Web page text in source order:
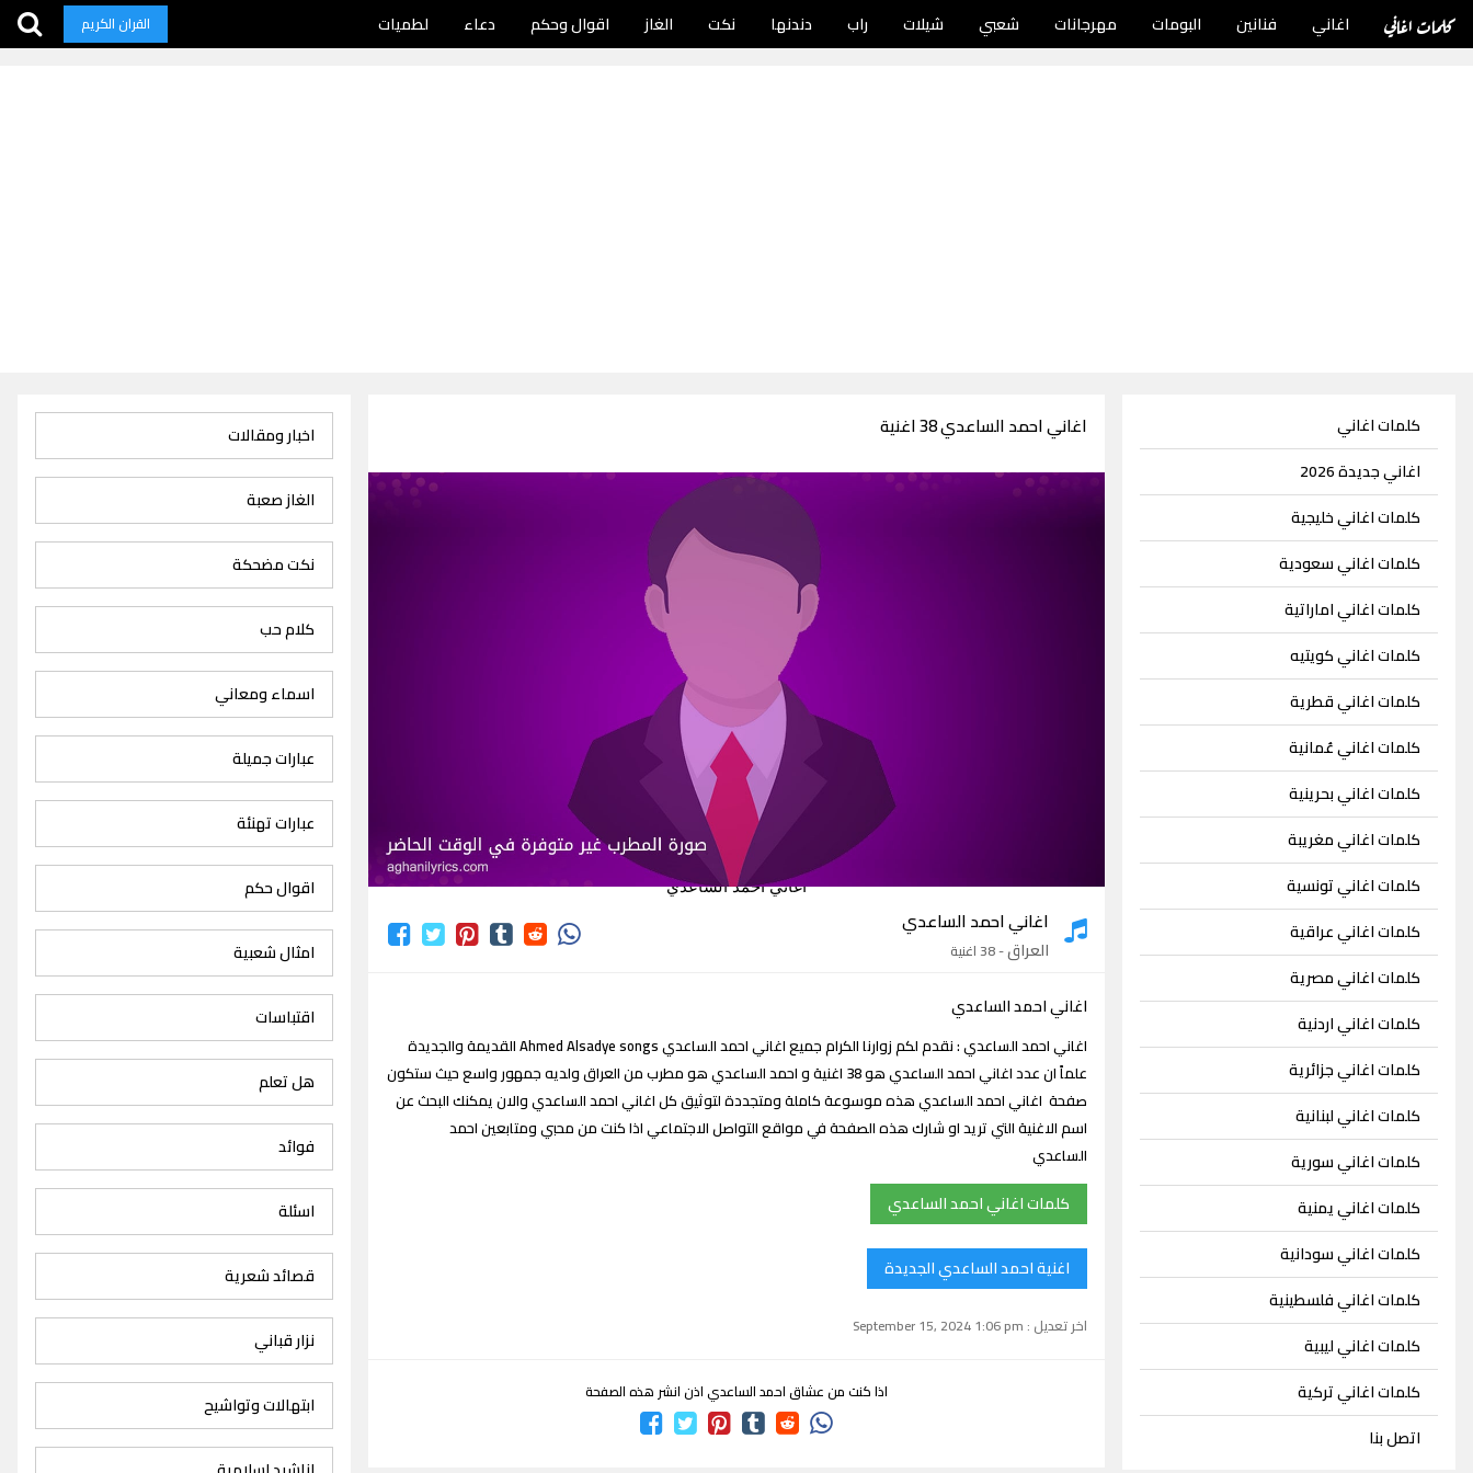
كلمات اغاني اغاني فنانين البومات مهرجانات شعبي شيلات راب دندنها نكت الغاز اقوال وحكم دعاء لطميات القران الكريم
كلمات اغاني
اغاني جديدة 2026
كلمات اغاني خليجية
كلمات اغاني سعودية
كلمات اغاني اماراتية
كلمات اغاني كويتيه
كلمات اغاني قطرية
كلمات اغاني عُمانية
كلمات اغاني بحرينية
كلمات اغاني مغريبة
كلمات اغاني تونسية
كلمات اغاني عراقية
كلمات اغاني مصرية
كلمات اغاني اردنية
كلمات اغاني جزائرية
كلمات اغاني لبنانية
كلمات اغاني سورية
كلمات اغاني يمنية
كلمات اغاني سودانية
كلمات اغاني فلسطينية
كلمات اغاني ليبية
كلمات اغاني تركية
اتصل بنا
اغاني احمد الساعدي 38 اغنية
اغاني احمد الساعدي
اغاني احمد الساعدي
العراق- 38 اغنية
اغاني احمد الساعدي
اغاني احمد الساعدي : نقدم لكم زوارنا الكرام جميع اغاني احمد الساعدي Ahmed Alsadye songs القديمة والجديدة
علماً ان عدد اغاني احمد الساعدي هو 38 اغنية و احمد الساعدي هو مطرب من العراق ولديه جمهور واسع حيث ستكون
صفحة اغاني احمد الساعدي هذه موسوعة كاملة ومتجددة لتوثيق كل اغاني احمد الساعدي والان يمكنك البحث عن
اسم الاغنية التي تريد او شارك هذه الصفحة في مواقع التواصل الاجتماعي اذا كنت من محبي ومتابعين احمد
الساعدي
كلمات اغاني احمد الساعدي
اغنية احمد الساعدي الجديدة
اخر تعديل : September 15, 2024 1:06 pm
اذا كنت من عشاق احمد الساعدي اذن انشر هذه الصفحة
اخبار ومقالات
الغاز صعبة
نكت مضحكة
كلام حب
اسماء ومعاني
عبارات جميلة
عبارات تهنئة
اقوال حكم
امثال شعبية
اقتباسات
هل تعلم
فوائد
اسئلة
قصائد شعرية
نزار قباني
ابتهالات وتواشيح